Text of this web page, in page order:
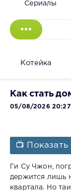
Сериалы
Котейка
Как стать
05/08/2026 20:27
📺 Показать
Ги Су Чжон,
держится лишь
квартала. Но